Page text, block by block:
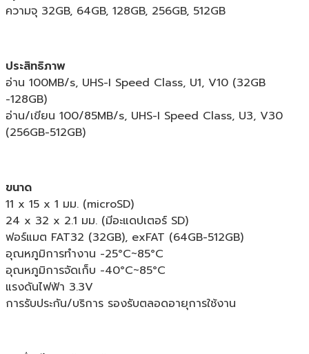
ความจุ 32GB, 64GB, 128GB, 256GB, 512GB
ประสิทธิภาพ
อ่าน 100MB/s, UHS-I Speed Class, U1, V10 (32GB
-128GB)
อ่าน/เขียน 100/85MB/s, UHS-I Speed Class, U3, V30
(256GB-512GB)
ขนาด
11 x 15 x 1 มม. (microSD)
24 x 32 x 2.1 มม. (มีอะแดปเตอร์ SD)
ฟอร์แมต FAT32 (32GB), exFAT (64GB-512GB)
อุณหภูมิการทำงาน -25°C~85°C
อุณหภูมิการจัดเก็บ -40°C~85°C
แรงดันไฟฟ้า 3.3V
การรับประกัน/บริการ รองรับตลอดอายุการใช้งาน